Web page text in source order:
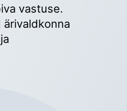
vastuse.
ärivaldkonna